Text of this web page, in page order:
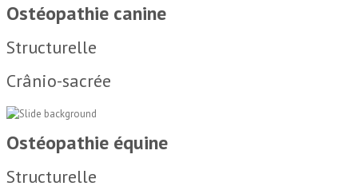
Ostéopathie canine
Structurelle
Crânio-sacrée
Ostéopathie équine
Structurelle